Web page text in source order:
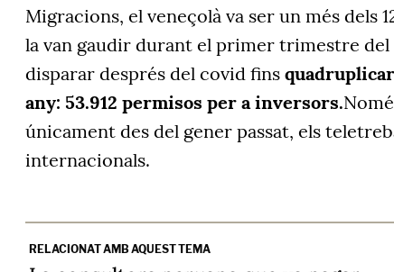
Migracions, el veneçolà va ser un més dels
la van gaudir durant el primer trimestre del
disparar després del covid fins
any: 53.912 permisos per a inversors.
únicament des del gener passat, els
internacionals.
RELACIONAT AMB AQUEST TEMA